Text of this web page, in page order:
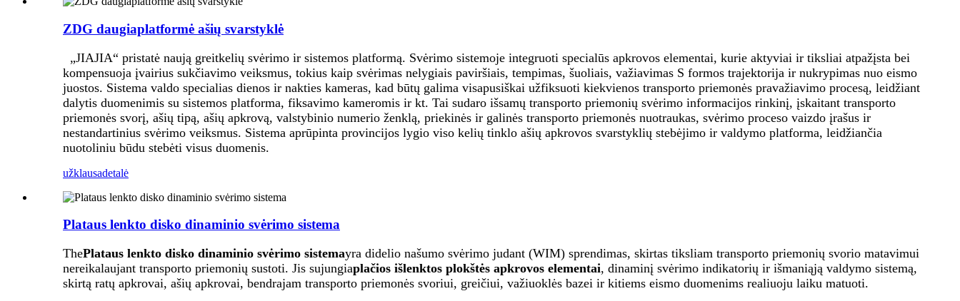
ZDG daugiaplatformė ašių svarstyklė
„JIAJIA“ pristatė naują greitkelių svėrimo ir sistemos platformą. Svėrimo sistemoje integruoti specialūs apkrovos elementai, kurie aktyviai ir tiksliai atpažįsta bei
kompensuoja įvairius sukčiavimo veiksmus, tokius kaip svėrimas nelygiais paviršiais, tempimas, šuoliais, važiavimas S formos trajektorija ir nukrypimas nuo eismo
juostos. Sistema valdo specialias dienos ir nakties kameras, kad būtų galima visapusiškai užfiksuoti kiekvienos transporto priemonės pravažiavimo procesą, leidžiant
dalytis duomenimis su sistemos platforma, fiksavimo kameromis ir kt. Tai sudaro išsamų transporto priemonių svėrimo informacijos rinkinį, įskaitant transporto
priemonės svorį, ašių tipą, ašių apkrovą, valstybinio numerio ženklą, priekinės ir galinės transporto priemonės nuotraukas, svėrimo proceso vaizdo įrašus ir
nestandartinius svėrimo veiksmus. Sistema aprūpinta provincijos lygio viso kelių tinklo ašių apkrovos svarstyklių stebėjimo ir valdymo platforma, leidžiančia
nuotoliniu būdu stebėti visus duomenis.
užklausadetalė
Plataus lenkto disko dinaminio svėrimo sistema
ThePlataus lenkto disko dinaminio svėrimo sistemayra didelio našumo svėrimo judant (WIM) sprendimas, skirtas tiksliam transporto priemonių svorio matavimui
nereikalaujant transporto priemonių sustoti. Jis sujungiaplačios išlenktos plokštės apkrovos elementai, dinaminį svėrimo indikatorių ir išmaniąją valdymo sistemą,
skirtą ratų apkrovai, ašių apkrovai, bendrajam transporto priemonės svoriui, greičiui, važiuoklės bazei ir kitiems eismo duomenims realiuoju laiku matuoti.